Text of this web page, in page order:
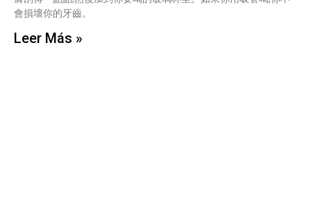
會損壞你的牙齒。
Leer Más »